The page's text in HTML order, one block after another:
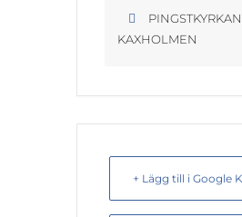
PINGSTKYRKAN
KAXHOLMEN
+ Lägg till i Google